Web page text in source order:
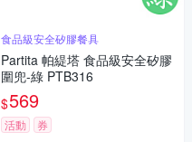
食品級安全矽膠餐具
Partita 帕緹塔 食品級安全矽膠
圍兜-綠 PTB316
$569
活動 券